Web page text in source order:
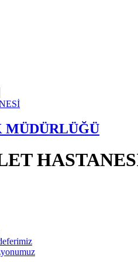
MÜDÜRLÜĞÜ